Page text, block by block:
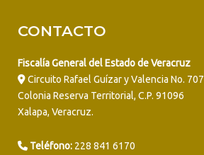
CONTACTO
Fiscalía General del Estado de Veracruz
Circuito Rafael Guízar y Valencia No. 707
Colonia Reserva Territorial, C.P. 91096
Xalapa, Veracruz.
Teléfono: 228 841 6170